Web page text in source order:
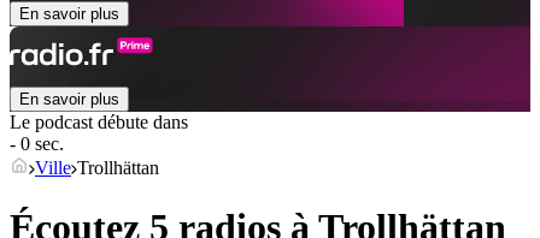
En savoir plus
En savoir plus
Le podcast débute dans
- 0 sec.
Ville Trollhättan
Écoutez 5 radios à Trollhättan